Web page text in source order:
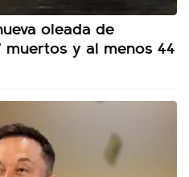
oleada de
y al menos 44